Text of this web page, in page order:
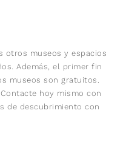
otros museos y espacios
Además, el primer fin
museos son gratuitos.
hoy mismo con
de descubrimiento con